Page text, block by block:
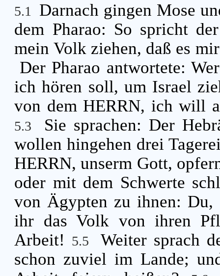
5.1
Darnach gingen Mose
dem Pharao: So spricht
mein Volk ziehen, daß es
Der Pharao antwortete:
ich hören soll, um Israel
von dem HERRN, ich will
5.3
Sie sprachen: Der
wollen hingehen drei
HERRN, unserm Gott,
oder mit dem Schwerte
von Ägypten zu ihnen: Du,
ihr das Volk von ihren
Arbeit!
5.5
Weiter sprach
schon zuviel im Lande;